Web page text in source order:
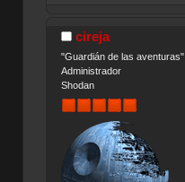
cireja
"Guardián de las aventuras"
Administrador
Shodan